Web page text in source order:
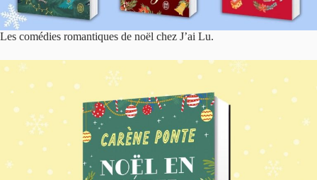
Les comédies romantiques de noël chez J’ai Lu.